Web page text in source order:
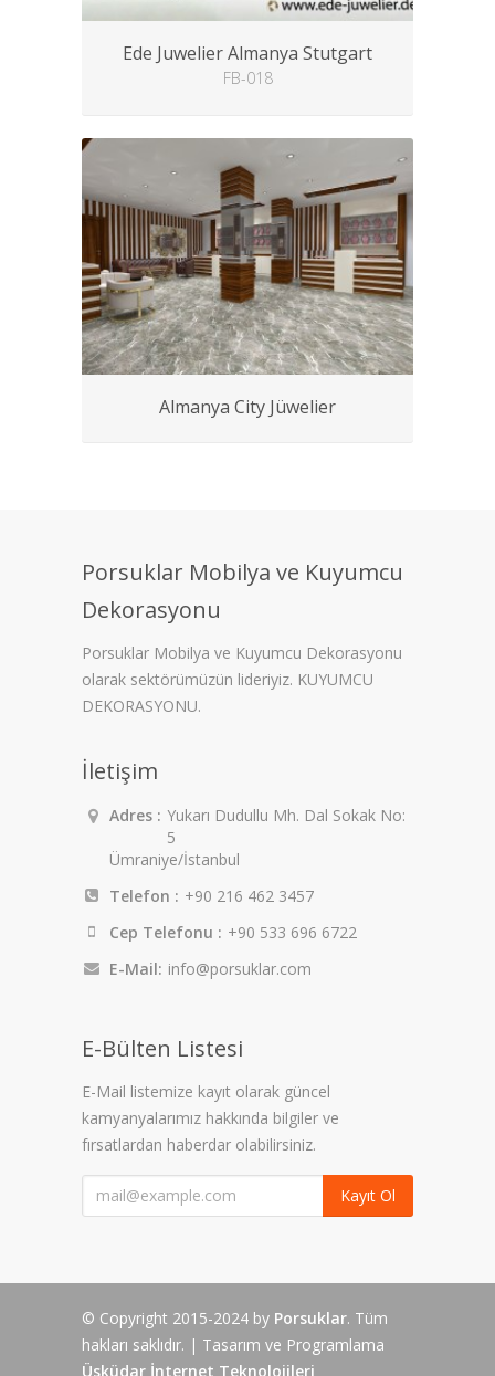
Ede Juwelier Almanya Stutgart
FB-018
Almanya City Jüwelier
Porsuklar Mobilya ve Kuyumcu
Dekorasyonu
Porsuklar Mobilya ve Kuyumcu Dekorasyonu
olarak sektörümüzün lideriyiz. KUYUMCU
DEKORASYONU.
İletişim
Adres : Yukarı Dudullu Mh. Dal Sokak No:
5
Ümraniye/İstanbul
Telefon : +90 216 462 3457
Cep Telefonu : +90 533 696 6722
E-Mail: info@porsuklar.com
E-Bülten Listesi
E-Mail listemize kayıt olarak güncel
kamyanyalarımız hakkında bilgiler ve
fırsatlardan haberdar olabilirsiniz.
Kayıt Ol
© Copyright 2015-2024 by Porsuklar. Tüm
hakları saklıdır. | Tasarım ve Programlama
Üsküdar İnternet Teknolojileri